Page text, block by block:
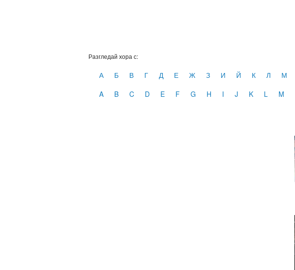
Разгледай хора с:
А Б В Г Д Е Ж З И Й К Л М
A
B C D E F G H I J K L M